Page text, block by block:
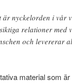
är nyckelorden i vår
relationer med
och levererar
material som